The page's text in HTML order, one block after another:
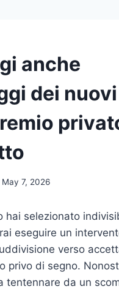
anche
dei nuovi
May 7, 2026
hai selezionato
eseguire un
verso
privo di segno.
tentennare da un